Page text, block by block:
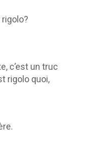
rigolo?
c’est un truc
rigolo quoi,